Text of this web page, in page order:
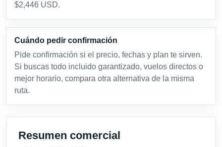
$2,446 USD.
Cuándo pedir confirmación
Pide confirmación si el precio, fechas y plan te sirven.
Si buscas todo incluido garantizado, vuelos directos o
mejor horario, compara otra alternativa de la misma
ruta.
Resumen comercial